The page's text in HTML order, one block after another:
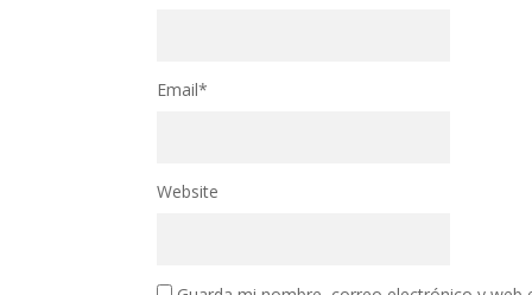
Email*
Website